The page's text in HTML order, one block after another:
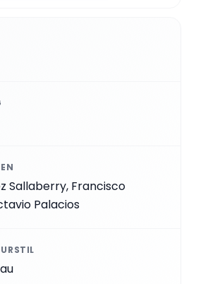
Sallaberry, Francisco
Palacios